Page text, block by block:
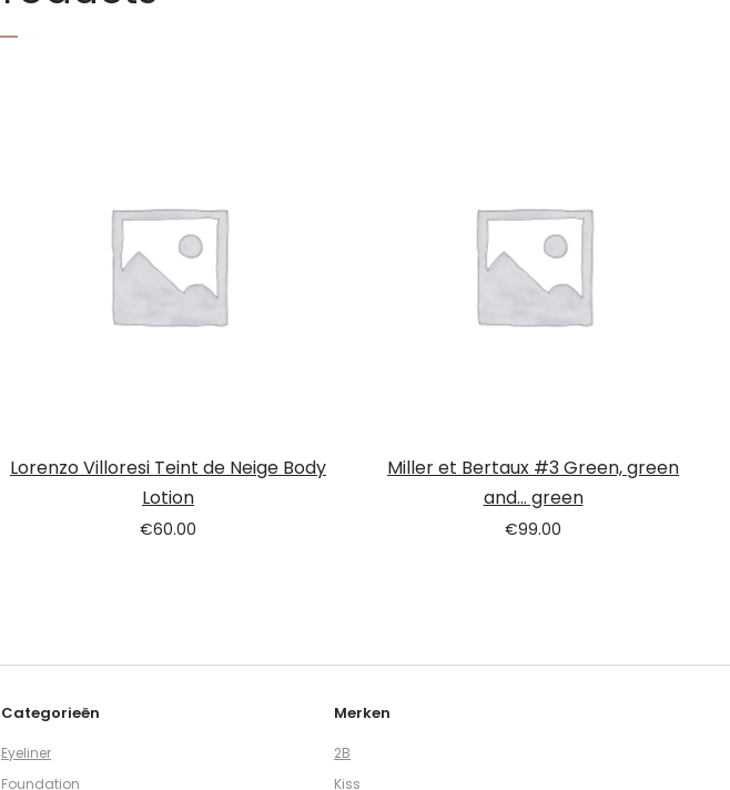
Lorenzo Villoresi Teint de Neige Body
Lotion
€60.00
Miller et Bertaux #3 Green, green
and… green
€99.00
Categorieën
Eyeliner
Foundation
Merken
2B
Kiss